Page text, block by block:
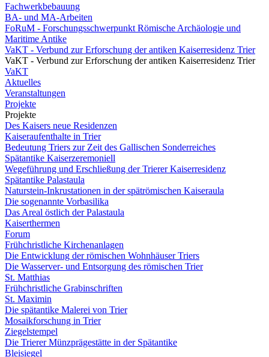
Fachwerkbebauung
BA- und MA-Arbeiten
FoRuM - Forschungsschwerpunkt Römische Archäologie und
Maritime Antike
VaKT - Verbund zur Erforschung der antiken Kaiserresidenz Trier
VaKT - Verbund zur Erforschung der antiken Kaiserresidenz Trier
VaKT
Aktuelles
Veranstaltungen
Projekte
Projekte
Des Kaisers neue Residenzen
Kaiseraufenthalte in Trier
Bedeutung Triers zur Zeit des Gallischen Sonderreiches
Spätantike Kaiserzeremoniell
Wegeführung und Erschließung der Trierer Kaiserresidenz
Spätantike Palastaula
Naturstein-Inkrustationen in der spätrömischen Kaiseraula
Die sogenannte Vorbasilika
Das Areal östlich der Palastaula
Kaiserthermen
Forum
Frühchristliche Kirchenanlagen
Die Entwicklung der römischen Wohnhäuser Triers
Die Wasserver- und Entsorgung des römischen Trier
St. Matthias
Frühchristliche Grabinschriften
St. Maximin
Die spätantike Malerei von Trier
Mosaikforschung in Trier
Ziegelstempel
Die Trierer Münzprägestätte in der Spätantike
Bleisiegel